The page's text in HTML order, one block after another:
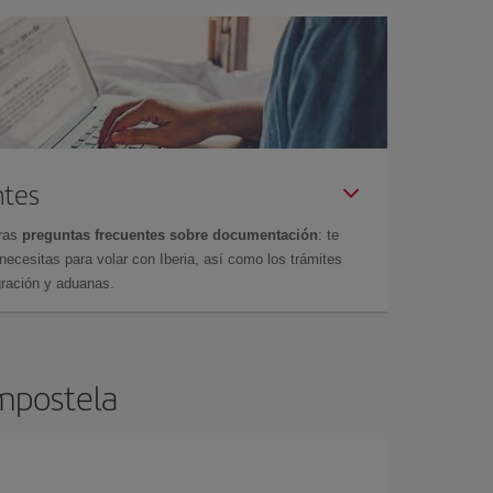
preguntas frecuentes sobre documentación: te
para volar con Iberia, así como los trámites
y aduanas.